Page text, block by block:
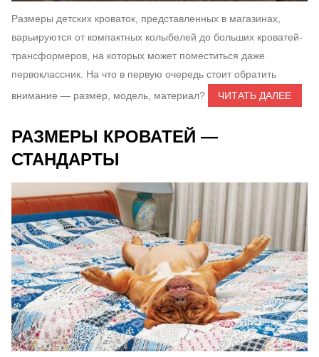
Размеры детских кроваток, представленных в магазинах,
варьируются от компактных колыбелей до больших кроватей-
трансформеров, на которых может поместиться даже
первоклассник. На что в первую очередь стоит обратить
внимание — размер, модель, материал?
ЧИТАТЬ ДАЛЕЕ
РАЗМЕРЫ КРОВАТЕЙ —
СТАНДАРТЫ